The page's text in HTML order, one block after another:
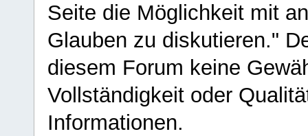
Seite die Möglichkeit mit
Glauben zu diskutieren."
diesem Forum keine
Vollständigkeit oder
Informationen.